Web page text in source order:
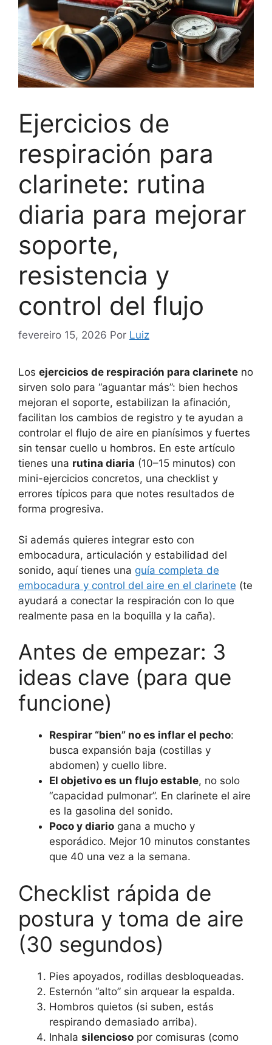
Ejercicios de
respiración para
clarinete: rutina
diaria para mejorar
soporte,
resistencia y
control del flujo
fevereiro 15, 2026 Por Luiz
Los ejercicios de respiración para clarinete no
sirven solo para “aguantar más”: bien hechos
mejoran el soporte, estabilizan la afinación,
facilitan los cambios de registro y te ayudan a
controlar el flujo de aire en pianísimos y fuertes
sin tensar cuello u hombros. En este artículo
tienes una rutina diaria (10–15 minutos) con
mini-ejercicios concretos, una checklist y
errores típicos para que notes resultados de
forma progresiva.
Si además quieres integrar esto con
embocadura, articulación y estabilidad del
sonido, aquí tienes una guía completa de
embocadura y control del aire en el clarinete (te
ayudará a conectar la respiración con lo que
realmente pasa en la boquilla y la caña).
Antes de empezar: 3
ideas clave (para que
funcione)
Respirar “bien” no es inflar el pecho:
busca expansión baja (costillas y
abdomen) y cuello libre.
El objetivo es un flujo estable, no solo
“capacidad pulmonar”. En clarinete el aire
es la gasolina del sonido.
Poco y diario gana a mucho y
esporádico. Mejor 10 minutos constantes
que 40 una vez a la semana.
Checklist rápida de
postura y toma de aire
(30 segundos)
Pies apoyados, rodillas desbloqueadas.
Esternón “alto” sin arquear la espalda.
Hombros quietos (si suben, estás
respirando demasiado arriba).
Inhala silencioso por comisuras (como